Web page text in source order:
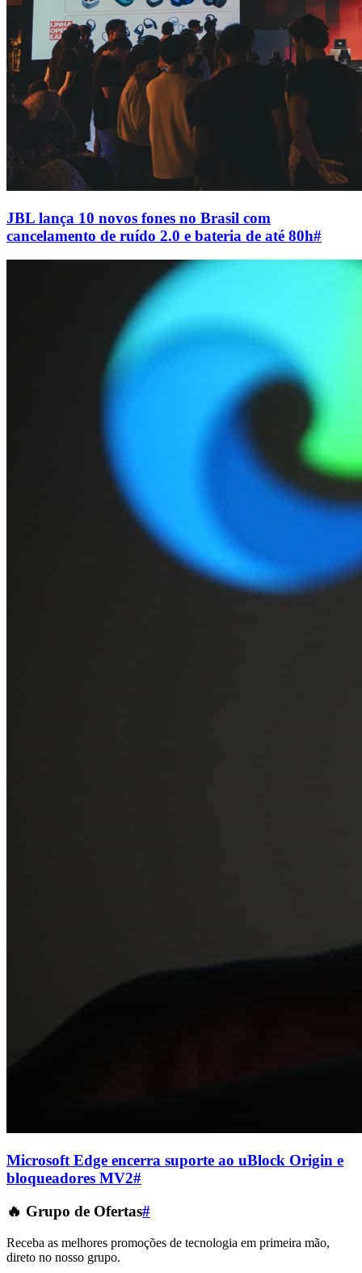
JBL lança 10 novos fones no Brasil com
cancelamento de ruído 2.0 e bateria de até 80h#
Microsoft Edge encerra suporte ao uBlock Origin e
bloqueadores MV2#
🔥 Grupo de Ofertas#
Receba as melhores promoções de tecnologia em primeira mão,
direto no nosso grupo.